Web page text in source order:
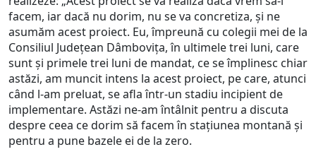
facem, iar dacă nu dorim, nu se va concretiza, și ne
asumăm acest proiect. Eu, împreună cu colegii mei de la
Consiliul Județean Dâmbovița, în ultimele trei luni, care
sunt și primele trei luni de mandat, ce se împlinesc chiar
astăzi, am muncit intens la acest proiect, pe care, atunci
când l-am preluat, se afla într-un stadiu incipient de
implementare. Astăzi ne-am întâlnit pentru a discuta
despre ceea ce dorim să facem în stațiunea montană și
pentru a pune bazele ei de la zero.